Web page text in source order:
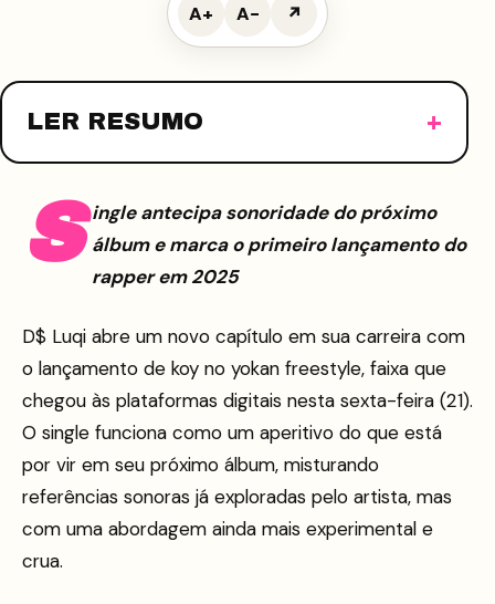
A+ A− ↗
LER RESUMO
S ingle antecipa sonoridade do próximo
álbum e marca o primeiro lançamento do
rapper em 2025
D$ Luqi abre um novo capítulo em sua carreira com
o lançamento de koy no yokan freestyle, faixa que
chegou às plataformas digitais nesta sexta-feira (21).
O single funciona como um aperitivo do que está
por vir em seu próximo álbum, misturando
referências sonoras já exploradas pelo artista, mas
com uma abordagem ainda mais experimental e
crua.